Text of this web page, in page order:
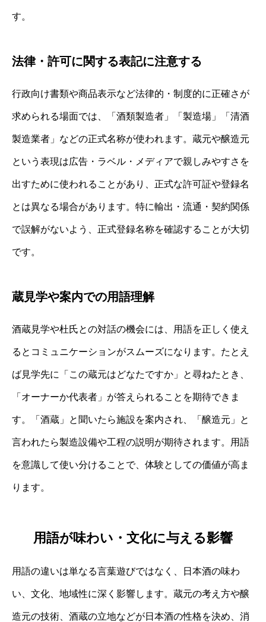
す。
法律・許可に関する表記に注意する
行政向け書類や商品表示など法律的・制度的に正確さが
求められる場面では、「酒類製造者」「製造場」「清酒
製造業者」などの正式名称が使われます。蔵元や醸造元
という表現は広告・ラベル・メディアで親しみやすさを
出すために使われることがあり、正式な許可証や登録名
とは異なる場合があります。特に輸出・流通・契約関係
で誤解がないよう、正式登録名称を確認することが大切
です。
蔵見学や案内での用語理解
酒蔵見学や杜氏との対話の機会には、用語を正しく使え
るとコミュニケーションがスムーズになります。たとえ
ば見学先に「この蔵元はどなたですか」と尋ねたとき、
「オーナーか代表者」が答えられることを期待できま
す。「酒蔵」と聞いたら施設を案内され、「醸造元」と
言われたら製造設備や工程の説明が期待されます。用語
を意識して使い分けることで、体験としての価値が高ま
ります。
用語が味わい・文化に与える影響
用語の違いは単なる言葉遊びではなく、日本酒の味わ
い、文化、地域性に深く影響します。蔵元の考え方や醸
造元の技術、酒蔵の立地などが日本酒の性格を決め、消